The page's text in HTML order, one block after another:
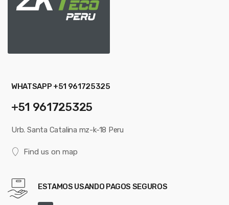
WHATSAPP +51 961725325
+51 961725325
Urb. Santa Catalina mz-k-18 Peru
Find us on map
ESTAMOS USANDO PAGOS SEGUROS